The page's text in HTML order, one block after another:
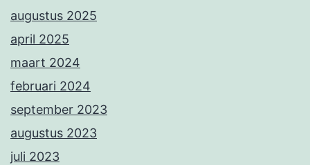
augustus 2025
april 2025
maart 2024
februari 2024
september 2023
augustus 2023
juli 2023